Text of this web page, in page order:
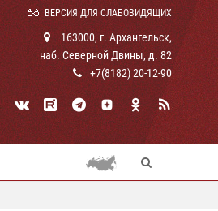
ВЕРСИЯ ДЛЯ СЛАБОВИДЯЩИХ
163000, г. Архангельск,
наб. Северной Двины, д. 82
+7(8182) 20-12-90